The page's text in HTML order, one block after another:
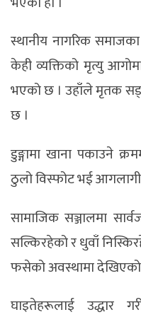
स्थानीय नागरिक
केही व्यक्तिको मृत्यु
भएको छ । उहाँले मृतक
छ ।
डुङ्गामा खाना पकाउने
ठुलो विस्फोट भई
सामाजिक सञ्जालमा
सल्किरहेको र धुवाँ
फसेको अवस्थामा
घाइतेहरूलाई उद्धार